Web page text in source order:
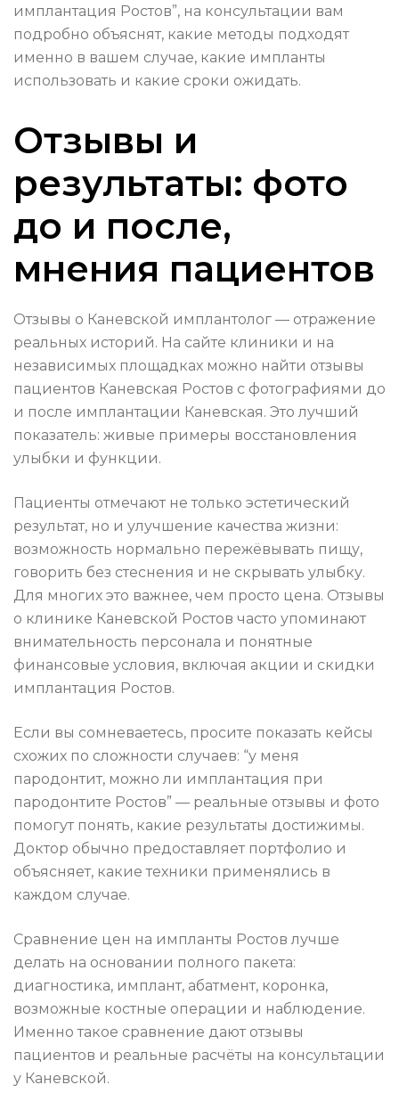
имплантация Ростов”, на консультации вам
подробно объяснят, какие методы подходят
именно в вашем случае, какие импланты
использовать и какие сроки ожидать.
Отзывы и
результаты: фото
до и после,
мнения пациентов
Отзывы о Каневской имплантолог — отражение
реальных историй. На сайте клиники и на
независимых площадках можно найти отзывы
пациентов Каневская Ростов с фотографиями до
и после имплантации Каневская. Это лучший
показатель: живые примеры восстановления
улыбки и функции.
Пациенты отмечают не только эстетический
результат, но и улучшение качества жизни:
возможность нормально пережёвывать пищу,
говорить без стеснения и не скрывать улыбку.
Для многих это важнее, чем просто цена. Отзывы
о клинике Каневской Ростов часто упоминают
внимательность персонала и понятные
финансовые условия, включая акции и скидки
имплантация Ростов.
Если вы сомневаетесь, просите показать кейсы
схожих по сложности случаев: “у меня
пародонтит, можно ли имплантация при
пародонтите Ростов” — реальные отзывы и фото
помогут понять, какие результаты достижимы.
Доктор обычно предоставляет портфолио и
объясняет, какие техники применялись в
каждом случае.
Сравнение цен на импланты Ростов лучше
делать на основании полного пакета:
диагностика, имплант, абатмент, коронка,
возможные костные операции и наблюдение.
Именно такое сравнение дают отзывы
пациентов и реальные расчёты на консультации
у Каневской.